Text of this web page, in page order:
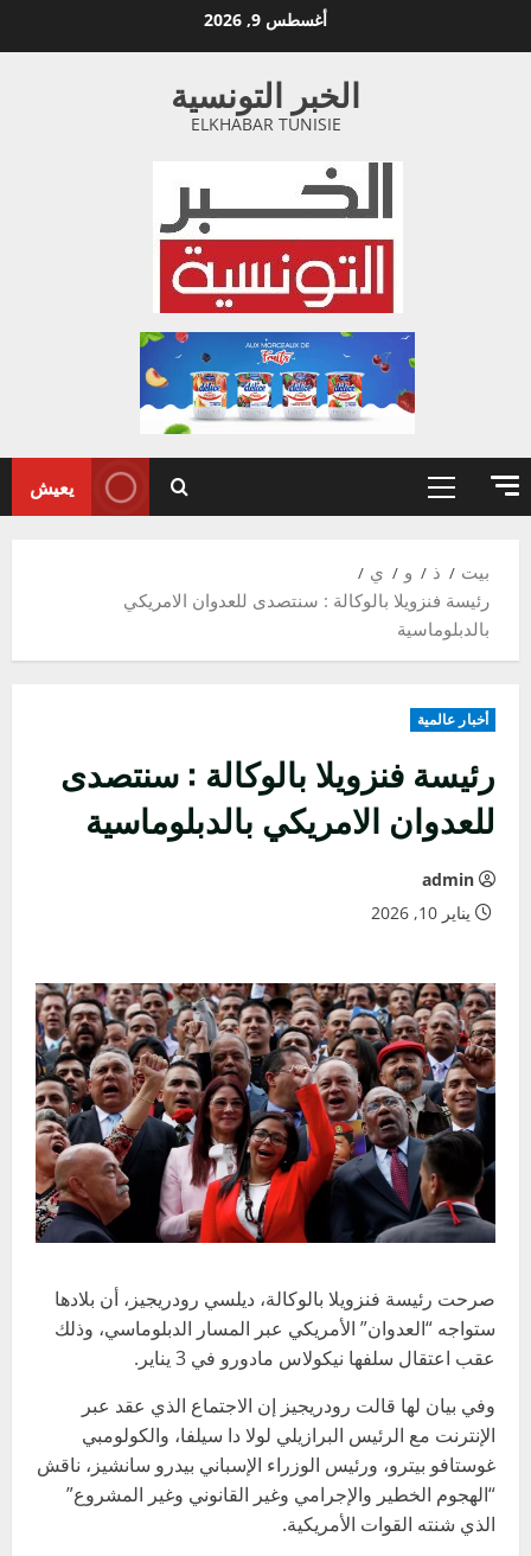
أغسطس 9, 2026
الخبر التونسية
ELKHABAR TUNISIE
القائمة
يعيش
بيت ذ و
ي
رئيسة فنزويلا بالوكالة : سنتصدى للعدوان الامريكي
بالدبلوماسية
أخبار عالمية
رئيسة فنزويلا بالوكالة : سنتصدى
للعدوان الامريكي بالدبلوماسية
admin
يناير 10, 2026
صرحت رئيسة فنزويلا بالوكالة، ديلسي رودريجيز، أن بلادها
ستواجه “العدوان” الأمريكي عبر المسار الدبلوماسي، وذلك
عقب اعتقال سلفها نيكولاس مادورو في 3 يناير.
وفي بيان لها قالت رودريجيز إن الاجتماع الذي عقد عبر
الإنترنت مع الرئيس البرازيلي لولا دا سيلفا، والكولومبي
غوستافو بيترو، ورئيس الوزراء الإسباني بيدرو سانشيز، ناقش
“الهجوم الخطير والإجرامي وغير القانوني وغير المشروع”
الذي شنته القوات الأمريكية.